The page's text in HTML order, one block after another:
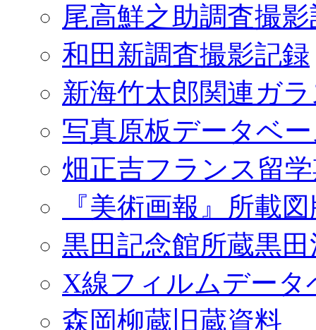
尾高鮮之助調査撮
和田新調査撮影記録
新海竹太郎関連ガ
写真原板データベ
畑正吉フランス留
『美術画報』所載
黒田記念館所蔵黒
X線フィルムデータ
森岡柳蔵旧蔵資料